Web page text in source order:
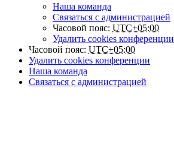
Наша команда
Связаться с администрацией
Часовой пояс: UTC+05:00
Удалить cookies конференции
Часовой пояс: UTC+05:00
Удалить cookies конференции
Наша команда
Связаться с администрацией